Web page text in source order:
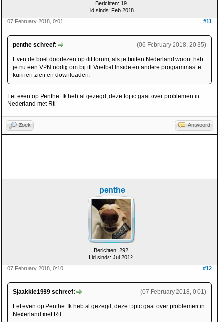
Berichten: 19
Lid sinds: Feb 2018
#11
07 February 2018, 0:01
(06 February 2018, 20:35)
penthe schreef:
Even de boel doorlezen op dit forum, als je buiten Nederland woont heb
je nu een VPN nodig om bij rtl Voetbal Inside en andere programmas te
kunnen zien en downloaden.
Let even op Penthe. Ik heb al gezegd, deze topic gaat over problemen in
Nederland met Rtl
Zoek Antwoord
penthe
Berichten: 292
Lid sinds: Jul 2012
#12
07 February 2018, 0:10
(07 February 2018, 0:01)
Sjaakkie1989 schreef:
Let even op Penthe. Ik heb al gezegd, deze topic gaat over problemen in
Nederland met Rtl